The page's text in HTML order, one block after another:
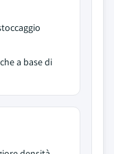
a base di